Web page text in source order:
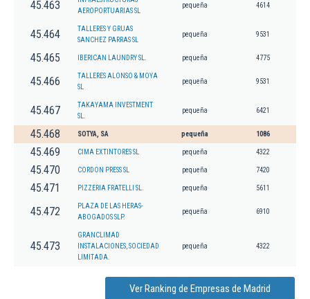
45.463
AEROPORTUARIAS SL
pequeña 4614
45.464
TALLERES Y GRUAS
SANCHEZ PARRAS SL
pequeña 9531
45.465 IBERICAN LAUNDRY SL. pequeña 4775
45.466
TALLERES ALONSO & MOYA
SL
pequeña 9531
45.467
TAKAYAMA INVESTMENT
SL.
pequeña 6421
45.468 SOTYA, SA pequeña 1086
45.469 CIMA EXTINTORES SL pequeña 4322
45.470 CORDON PRESS SL pequeña 7420
45.471 PIZZERIA FRATELLI SL. pequeña 5611
45.472
PLAZA DE LAS HERAS-
ABOGADOS SLP.
pequeña 6910
45.473
GRANCLIMAD
INSTALACIONES, SOCIEDAD
LIMITADA.
pequeña 4322
Ver Ranking de Empresas de Madrid